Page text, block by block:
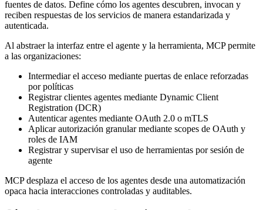
fuentes de datos. Define cómo los agentes descubren, invocan y
reciben respuestas de los servicios de manera estandarizada y
autenticada.
Al abstraer la interfaz entre el agente y la herramienta, MCP permite
a las organizaciones:
Intermediar el acceso mediante puertas de enlace reforzadas
por políticas
Registrar clientes agentes mediante Dynamic Client
Registration (DCR)
Autenticar agentes mediante OAuth 2.0 o mTLS
Aplicar autorización granular mediante scopes de OAuth y
roles de IAM
Registrar y supervisar el uso de herramientas por sesión de
agente
MCP desplaza el acceso de los agentes desde una automatización
opaca hacia interacciones controladas y auditables.